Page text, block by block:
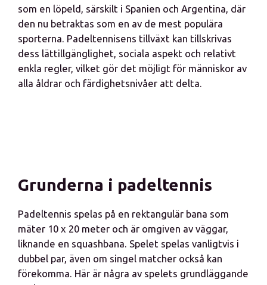
som en löpeld, särskilt i Spanien och Argentina, där
den nu betraktas som en av de mest populära
sporterna. Padeltennisens tillväxt kan tillskrivas
dess lättillgänglighet, sociala aspekt och relativt
enkla regler, vilket gör det möjligt för människor av
alla åldrar och färdighetsnivåer att delta.
Grunderna i padeltennis
Padeltennis spelas på en rektangulär bana som
mäter 10 x 20 meter och är omgiven av väggar,
liknande en squashbana. Spelet spelas vanligtvis i
dubbel par, även om singel matcher också kan
förekomma. Här är några av spelets grundläggande